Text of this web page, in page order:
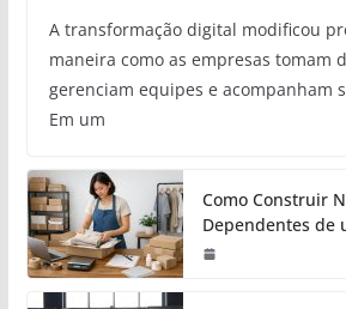
A transformação digital modificou
maneira como as empresas tomam
gerenciam equipes e acompanham
Em um
Como Construir
Dependentes de